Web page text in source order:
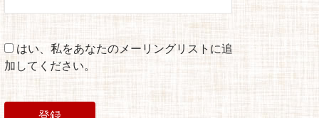
はい、私をあなたのメーリングリストに追
加してください。